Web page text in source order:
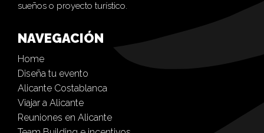
sueños o proyecto turístico.
NAVEGACIÓN
Home
Diseña tu evento
Alicante Costablanca
Viajar a Alicante
Reuniones en Alicante